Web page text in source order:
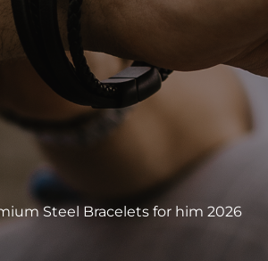
Steel Bracelets for him 2026